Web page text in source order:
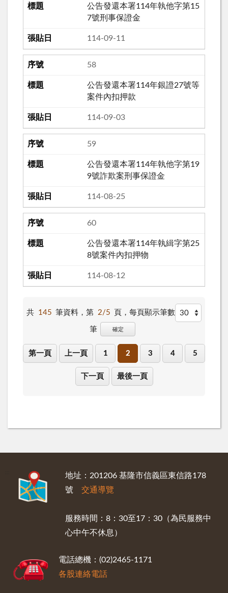
公告發還本署114年執他字第15
7號刑事保證金
114-09-11
58
公告發還本署114年銀證27號等
案件內扣押款
114-09-03
59
公告發還本署114年執他字第19
9號詐欺案刑事保證金
114-08-25
60
公告發還本署114年執緝字第25
8號案件內扣押物
114-08-12
共 145 筆資料，第 2/5 頁，每頁顯示筆數
筆 確定
第一頁 上一頁 1 2 3 4 5
下一頁 最後一頁
地址：201206 基隆市信義區東信路178
號 交通導覽
服務時間：8：30至17：30（為民服務中
心中午不休息）
電話總機：(02)2465-1171
各股連絡電話